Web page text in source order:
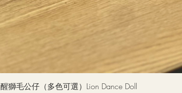
醒獅毛公仔（多色可選）Lion Dance Doll